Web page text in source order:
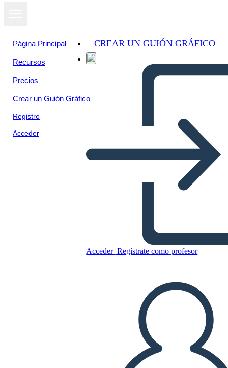
Página Principal
Recursos
Precios
Crear un Guión Gráfico
Registro
Acceder
CREAR UN GUIÓN GRÁFICO
Acceder Regístrate como profesor
Paiute Princess
Copie este guión gráfico
CREAR UN GUIÓN GRÁFICO
JUEGO DE DIAPOSITIVAS